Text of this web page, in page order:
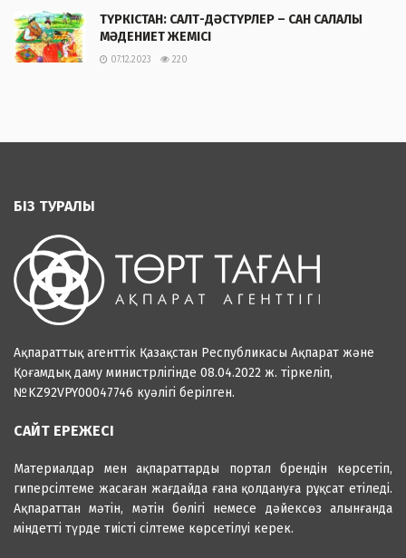
ТҮРКІСТАН: САЛТ-ДӘСТҮРЛЕР – САН САЛАЛЫ
МӘДЕНИЕТ ЖЕМІСІ
07.12.2023 220
БІЗ ТУРАЛЫ
Ақпараттық агенттік Қазақстан Республикасы Ақпарат және
Қоғамдық даму министрлігінде 08.04.2022 ж. тіркеліп,
№KZ92VPY00047746 куәлігі берілген.
САЙТ ЕРЕЖЕСІ
Материалдар мен ақпараттарды портал брендін көрсетіп,
гиперсілтеме жасаған жағдайда ғана қолдануға рұқсат етіледі.
Ақпараттан мәтін, мәтін бөлігі немесе дәйексөз алынғанда
міндетті түрде тиісті сілтеме көрсетілуі керек.